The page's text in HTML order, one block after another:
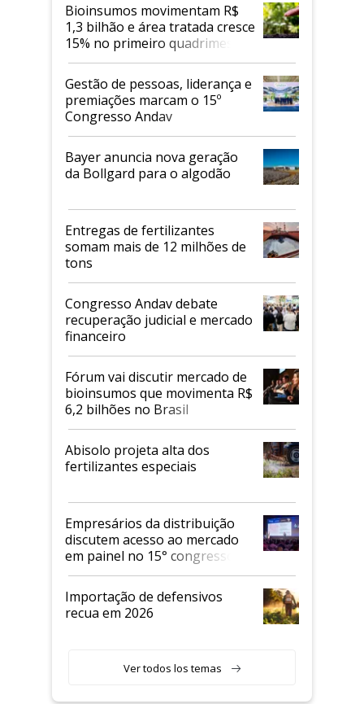
Bioinsumos movimentam R$
1,3 bilhão e área tratada cresce
15% no primeiro quadrimestre
de 2026
Gestão de pessoas, liderança e
premiações marcam o 15º
Congresso Andav
Bayer anuncia nova geração
da Bollgard para o algodão
Entregas de fertilizantes
somam mais de 12 milhões de
tons
Congresso Andav debate
recuperação judicial e mercado
financeiro
Fórum vai discutir mercado de
bioinsumos que movimenta R$
6,2 bilhões no Brasil
Abisolo projeta alta dos
fertilizantes especiais
Empresários da distribuição
discutem acesso ao mercado
em painel no 15° congresso
Andav
Importação de defensivos
recua em 2026
Ver todos los temas